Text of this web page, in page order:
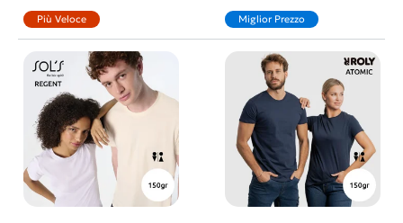
Più Veloce Miglior Prezzo